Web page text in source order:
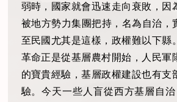
弱時，國家就會迅速走向衰敗，因
被地方勢力集團把持，名為自治
至民國尤其是這樣，政權難以下縣
革命正是從基層農村開始，人民軍
的寶貴經驗，基層政權建設也有支
驗。今天一些人盲從西方基層自